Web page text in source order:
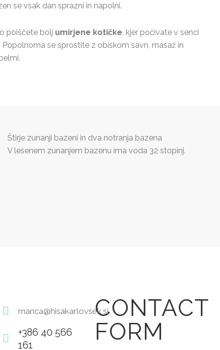
se vsak dan sprazni in napolni.
poiščete bolj umirjene kotičke , kjer počivate v senci
Popolnoma se sprostite z obiskom savn, masaž in
Štirje zunanji bazeni in dva notranja bazena
V lesenem zunanjem bazenu ima voda 32 stopinj.
m
manca@hisakarlovsek.si
+386 40 566
161
CONTACT
FORM